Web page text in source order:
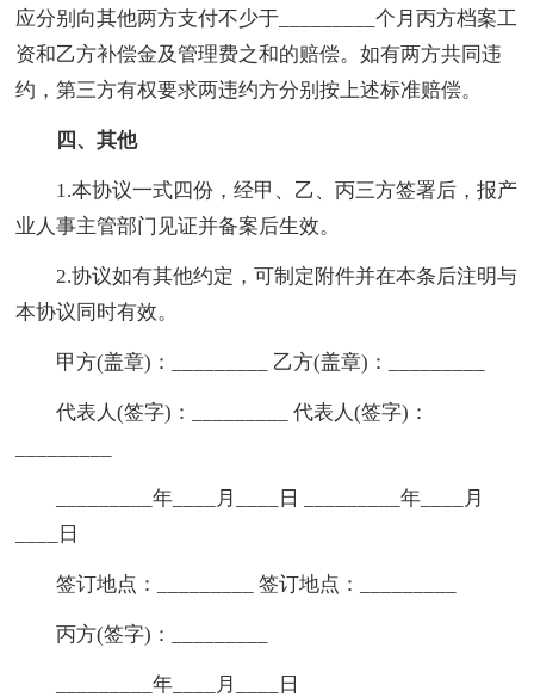
应分别向其他两方支付不少于_________个月丙方档案工
资和乙方补偿金及管理费之和的赔偿。如有两方共同违
约，第三方有权要求两违约方分别按上述标准赔偿。
四、其他
1.本协议一式四份，经甲、乙、丙三方签署后，报产
业人事主管部门见证并备案后生效。
2.协议如有其他约定，可制定附件并在本条后注明与
本协议同时有效。
甲方(盖章)：_________ 乙方(盖章)：_________
代表人(签字)：_________ 代表人(签字)：
_________年____月____日 _________年____月
____日
签订地点：_________ 签订地点：_________
丙方(签字)：_________
_________年____月____日